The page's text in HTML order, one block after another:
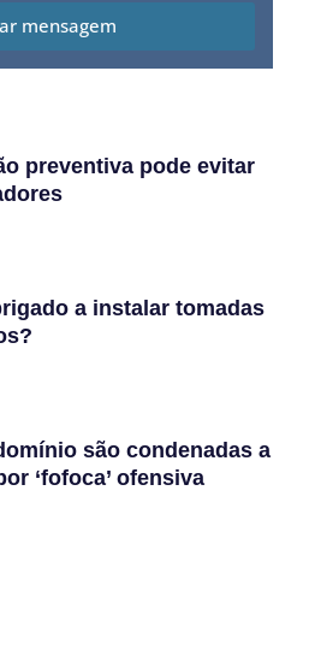
mensagem
preventiva pode evitar
a instalar tomadas
são condenadas a
‘fofoca’ ofensiva